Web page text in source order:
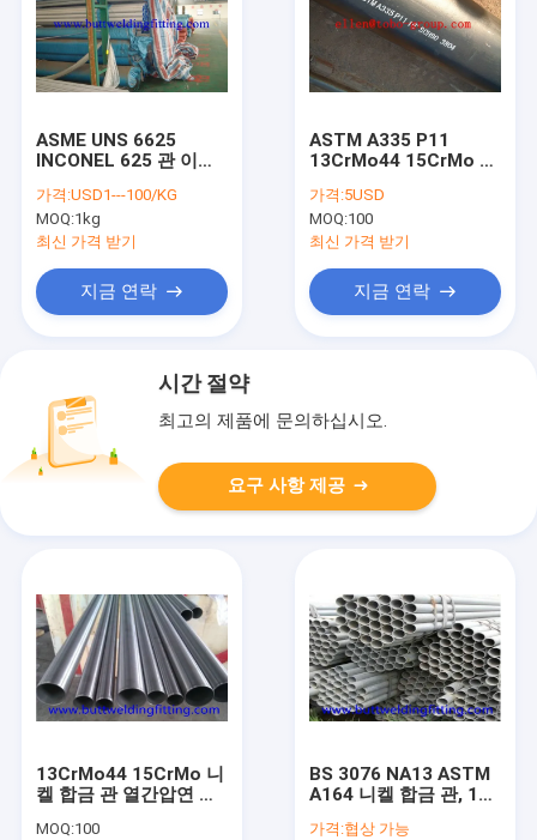
ASME UNS 6625
INCONEL 625 관 이음
니오 6600
가격:USD1---100/KG
MOQ:1kg
최신 가격 받기
지금 연락
ASTM A335 P11
13CrMo44 15CrMo 합
가격:5USD
MOQ:100
최신 가격 받기
지금 연락
시간 절약
최고의 제품에 문의하십시오.
요구 사항 제공
13CrMo44 15CrMo 니
켈 합금 관 열간압연 합
MOQ:100
BS 3076 NA13 ASTM
A164 니켈 합금 관, 12"
가격:협상 가능